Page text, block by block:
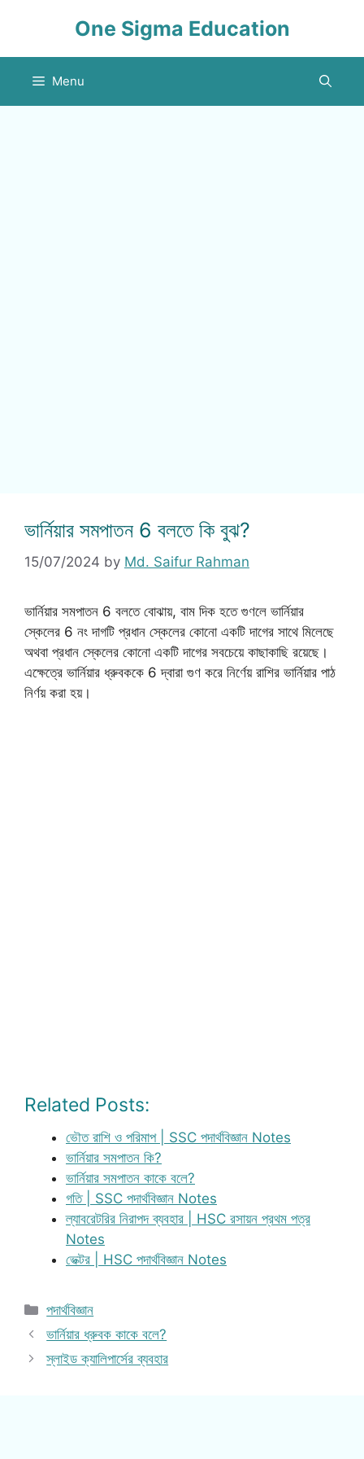
One Sigma Education
Menu
ভার্নিয়ার সমপাতন 6 বলতে কি বুঝ?
15/07/2024 by Md. Saifur Rahman
ভার্নিয়ার সমপাতন 6 বলতে বোঝায়, বাম দিক হতে গুণলে ভার্নিয়ার
স্কেলের 6 নং দাগটি প্রধান স্কেলের কোনো একটি দাগের সাথে মিলেছে
অথবা প্রধান স্কেলের কোনো একটি দাগের সবচেয়ে কাছাকাছি রয়েছে।
এক্ষেত্রে ভার্নিয়ার ধ্রুবককে 6 দ্বারা গুণ করে নির্ণেয় রাশির ভার্নিয়ার পাঠ
নির্ণয় করা হয়।
Related Posts:
ভৌত রাশি ও পরিমাপ | SSC পদার্থবিজ্ঞান Notes
ভার্নিয়ার সমপাতন কি?
ভার্নিয়ার সমপাতন কাকে বলে?
গতি | SSC পদার্থবিজ্ঞান Notes
ল্যাবরেটরির নিরাপদ ব্যবহার | HSC রসায়ন প্রথম পত্র
Notes
ভেক্টর | HSC পদার্থবিজ্ঞান Notes
Categories
পদার্থবিজ্ঞান
ভার্নিয়ার ধ্রুবক কাকে বলে?
স্লাইড ক্যালিপার্সের ব্যবহার